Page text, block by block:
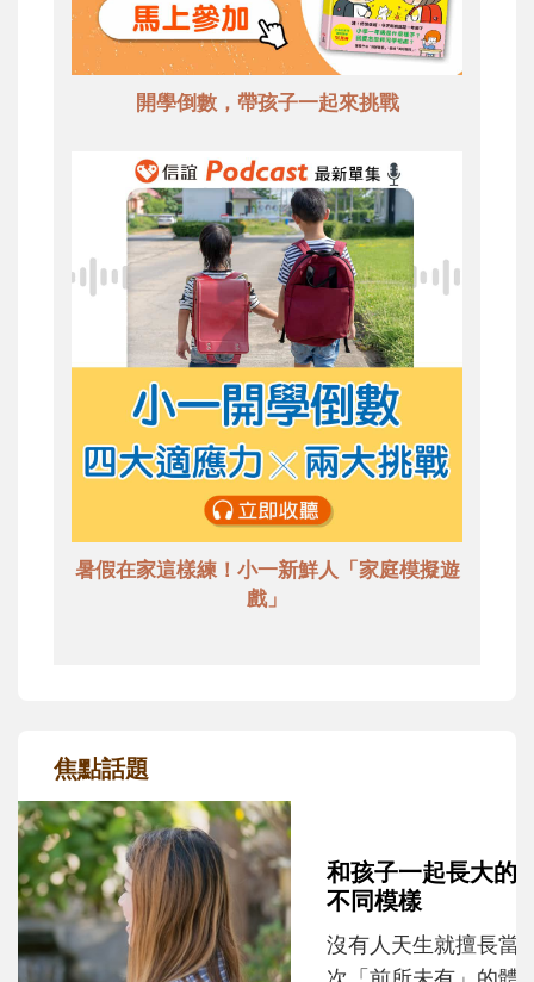
開學倒數，帶孩子一起來挑戰
暑假在家這樣練！小一新鮮人「家庭模擬遊
戲」
焦點話題